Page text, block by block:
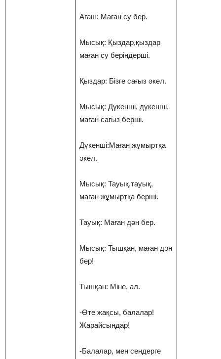
Ағаш: Маған су бер.
Мысық: Қыздар,қыздар
маған су беріңдерші.
Қыздар: Бізге сағыз әкел.
Мысық: Дүкенші, дүкенші,
маған сағыз берші.
Дүкенші:Маған жұмыртқа
әкел.
Мысық: Тауық,тауық,
маған жұмыртқа берші.
Тауық: Маған дән бер.
Мысық: Тышқан, маған дән
бер!
Тышқан: Міне, ал.
-Өте жақсы, балалар!
Жарайсыңдар!
-Балалар, мен сендерге